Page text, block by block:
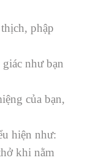
phập
như bạn
của bạn,
hiện như:
khi nằm